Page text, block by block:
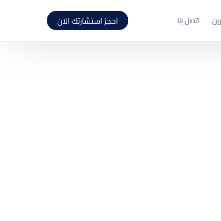
اتصل بنا احجز استشارتك الان